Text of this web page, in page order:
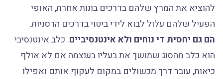
להוציא את המרץ שלהם בדרכים בונות אחרת, האופי
הפעיל שלהם עלול לבוא לידי ביטוי בדרכים הרסניות.
הם גם יחסית די נוחים ולא אינטנסיביים. כלב אינטנסיבי
הוא כלב מהסוג שמושך את בעליו בעוצמה אם לא אולף
כיאות, עובר דרך מכשולים במקום לעקוף אותם ואפילו